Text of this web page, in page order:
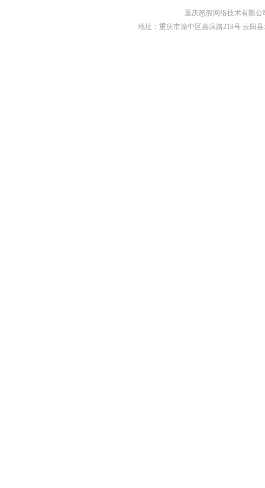
重庆怒熊网络技术有限
地址：重庆市渝中区嘉滨路218号 云阳